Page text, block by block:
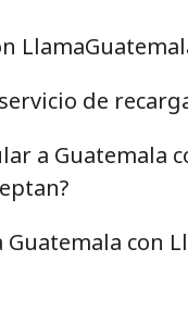
de
a Guatemala
con